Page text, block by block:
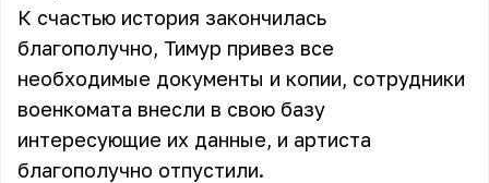
К счастью история закончилась
благополучно, Тимур привез все
необходимые документы и копии, сотрудники
военкомата внесли в свою базу
интересующие их данные, и артиста
благополучно отпустили.